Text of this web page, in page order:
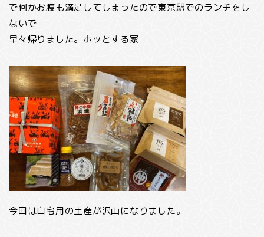
で何かお腹も満足してしまったので東京駅でのランチをし
ないで
早々帰りました。ホッとする家
今回は自宅用の土産が沢山になりました。